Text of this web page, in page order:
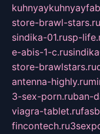
store-brawl-stars.ru
sindika-01.rusp-
e-abis-1-c.ru
store-brawlstars.ru
antenna-highly.ru
3-sex-porn.ruban-
viagra-tablet.ru
fincontech.ru